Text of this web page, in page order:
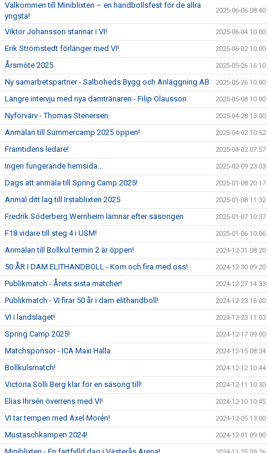
Välkommen till Miniblixten – en handbollsfest för de allra
yngsta!
2025-06-06 08:40
Viktor Johansson stannar i VI! 2025-06-04 10:00
Erik Strömstedt förlänger med VI! 2025-06-02 10:00
Årsmöte 2025 2025-05-26 16:10
Ny samarbetspartner - Salboheds Bygg och Anläggning AB 2025-05-26 10:00
Längre intervju med nya damtränaren - Filip Olausson 2025-05-08 10:00
Nyförvärv - Thomas Stenersen 2025-04-28 13:00
Anmälan till Summercamp 2025 öppen! 2025-04-02 10:52
Framtidens ledare! 2025-04-02 07:57
Ingen fungerande hemsida... 2025-02-09 23:03
Dags att anmäla till Spring Camp 2025! 2025-01-08 20:17
Anmäl ditt lag till Irstablixten 2025 2025-01-08 11:32
Fredrik Söderberg Wernheim lämnar efter säsongen 2025-01-07 10:37
F18 vidare till steg 4 i USM! 2025-01-06 10:06
Anmälan till Bollkul termin 2 är öppen! 2024-12-31 08:20
50 ÅR I DAM ELITHANDBOLL - Kom och fira med oss! 2024-12-30 09:20
Publikmatch - Årets sista matcher! 2024-12-27 14:33
Publikmatch - VI firar 50 år i dam elithandboll! 2024-12-23 16:00
VI i landslaget! 2024-12-23 11:03
Spring Camp 2025! 2024-12-17 09:00
Matchsponsor - ICA Maxi Hälla 2024-12-15 08:34
Bollkulsmatch! 2024-12-12 10:44
Victoria Solli Berg klar för en säsong till! 2024-12-11 10:30
Elias Ihrsén överrens med VI! 2024-12-10 10:45
VI tar tempen med Axel Morén! 2024-12-05 13:00
Mustaschkampen 2024! 2024-12-01 09:00